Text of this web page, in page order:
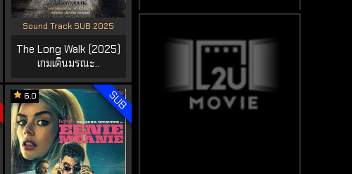
Sound Track SUB 2025
The Long Walk (2025)
เกมเดินมรณะ..
SUB
6.0